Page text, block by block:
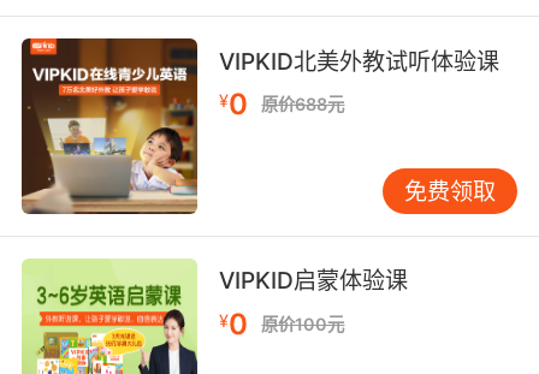
8. Figure the safest place for me is lockup.
我觉得现在对我来说最安全的地方就是监狱了
9. I removed a firearm from evidence lockup.
我从证物储藏柜里拿了一把枪
10. The jewelry's gone. It was taken from
lockup.
首饰现在不见了 被人从证物室拿走了
VIPKID北美外教试听体验课
¥0 原价688元
免费领取
VIPKID启蒙体验课
¥0 原价100元